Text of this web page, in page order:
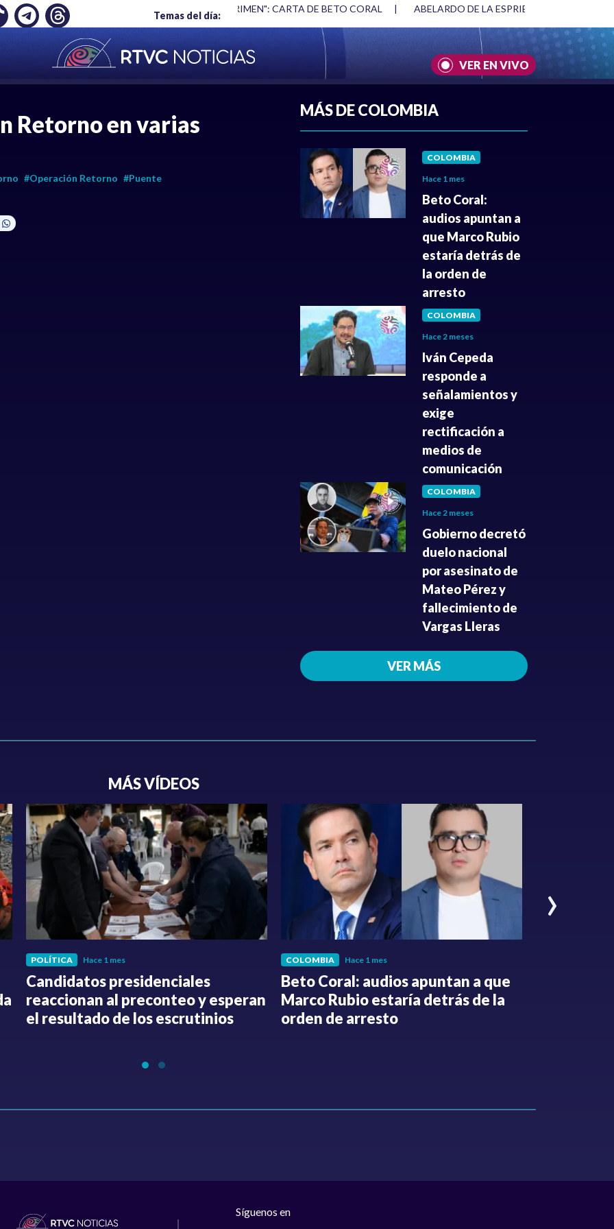
Temas del día:
JP MORGAN "HABLAR NO ES UN CRIMEN": CARTA DE BETO CORAL | ABELARDO DE LA ESPRIELLA Y DMG
VER EN VIVO
Retorno en varias
#Operación Retorno #Puente
MÁS DE COLOMBIA
COLOMBIA
Hace 1 mes
Beto Coral:
audios apuntan a
que Marco Rubio
estaría detrás de
la orden de
arresto
COLOMBIA
Hace 2 meses
Iván Cepeda
responde a
señalamientos y
exige
rectificación a
medios de
comunicación
COLOMBIA
Hace 2 meses
Gobierno decretó
duelo nacional
por asesinato de
Mateo Pérez y
fallecimiento de
Vargas Lleras
VER MÁS
MÁS VÍDEOS
POLÍTICA Hace 1 mes
Candidatos presidenciales
reaccionan al preconteo y esperan
el resultado de los escrutinios
COLOMBIA Hace 1 mes
Beto Coral: audios apuntan a que
Marco Rubio estaría detrás de la
orden de arresto
›
Síguenos en